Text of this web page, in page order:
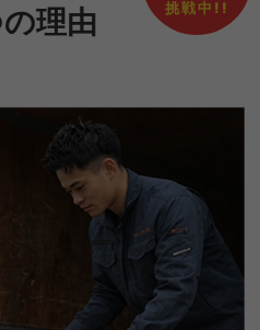
理由 挑戦中!!